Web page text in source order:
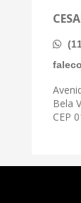
Bela
CEP